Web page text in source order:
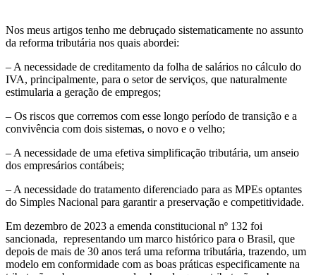
Nos meus artigos tenho me debruçado sistematicamente no assunto
da reforma tributária nos quais abordei:
– A necessidade de creditamento da folha de salários no cálculo do
IVA, principalmente, para o setor de serviços, que naturalmente
estimularia a geração de empregos;
– Os riscos que corremos com esse longo período de transição e a
convivência com dois sistemas, o novo e o velho;
– A necessidade de uma efetiva simplificação tributária, um anseio
dos empresários contábeis;
– A necessidade do tratamento diferenciado para as MPEs optantes
do Simples Nacional para garantir a preservação e competitividade.
Em dezembro de 2023 a emenda constitucional nº 132 foi
sancionada, representando um marco histórico para o Brasil, que
depois de mais de 30 anos terá uma reforma tributária, trazendo, um
modelo em conformidade com as boas práticas especificamente na